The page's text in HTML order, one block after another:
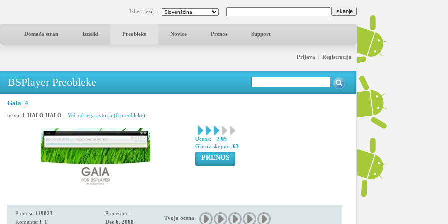
Izberi jezik:
Domača stran Izdelki Preobleke Novice Prenos Support
Prijava | Registracija
BSPlayer Preobleke
Gaia_4
ustvaril: HALO HALO Več od tega avtorja (6 preobleke)
Ocena: 2.95
Glasov skupno: 63
PRENOS
Prenosi: 119823
Komentarji: 1
Prenešeno:
Dec 6, 2008
Tvoja ocena